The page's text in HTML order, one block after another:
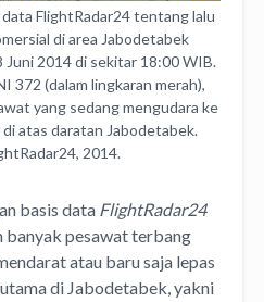
data FlightRadar24 tentang lalu
di area Jabodetabek
Juni 2014 di sekitar 18:00 WIB.
372 (dalam lingkaran merah),
yang sedang mengudara ke
atas daratan Jabodetabek.
2014.
basis data FlightRadar24
banyak pesawat terbang
atau baru saja lepas
di Jabodetabek, yakni